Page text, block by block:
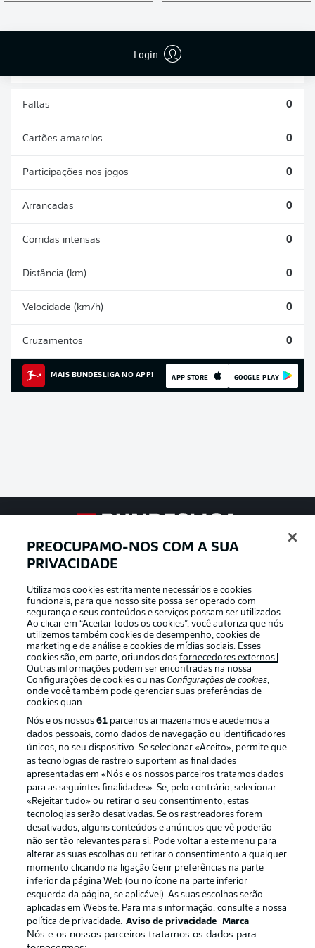
Login
Faltas 0
Cartões amarelos 0
Participações nos jogos 0
Arrancadas 0
Corridas intensas 0
Distância (km) 0
Velocidade (km/h) 0
Cruzamentos 0
MAIS BUNDESLIGA NO APP! APP STORE GOOGLE PLAY
Football as it’s meant to be
APLICATIVO DA BUNDESLIGA
Oferecido por
Publicidade Avisos legais
Aviso de privacidade
Termos de uso Trabalhe conosco
Marca Contato
PREOCUPAMO-NOS COM A SUA
PRIVACIDADE
Utilizamos cookies estritamente necessários e cookies
funcionais, para que nosso site possa ser operado com
segurança e seus conteúdos e serviços possam ser utilizados.
Ao clicar em “Aceitar todos os cookies”, você autoriza que nós
utilizemos também cookies de desempenho, cookies de
marketing e de análise e cookies de mídias sociais. Esses
cookies são, em parte, oriundos dosfornecedores externos .
Outras informações podem ser encontradas na nossa
Configurações de cookiesou nasConfigurações de cookies,
onde você também pode gerenciar suas preferências de
cookies quan.
Nós e os nossos61 parceiros armazenamos e acedemos a
dados pessoais, como dados de navegação ou identificadores
únicos, no seu dispositivo. Se selecionar «Aceito», permite que
as tecnologias de rastreio suportem as finalidades
apresentadas em «Nós e os nossos parceiros tratamos dados
para as seguintes finalidades». Se, pelo contrário, selecionar
«Rejeitar tudo» ou retirar o seu consentimento, estas
tecnologias serão desativadas. Se os rastreadores forem
desativados, alguns conteúdos e anúncios que vê poderão
não ser tão relevantes para si. Pode voltar a este menu para
alterar as suas escolhas ou retirar o consentimento a qualquer
momento clicando na ligação Gerir preferências na parte
inferior da página Web (ou no ícone na parte inferior
esquerda da página, se aplicável). As suas escolhas serão
aplicadas em Website. Para mais informação, consulte a nossa
política de privacidade. Aviso de privacidade Marca
Nós e os nossos parceiros tratamos os dados para